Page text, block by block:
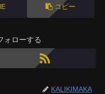
コピー
ォローする
KALIKIMAKA